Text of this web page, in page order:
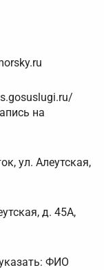
на
ул. Алеутская,
д. 45А,
ФИО